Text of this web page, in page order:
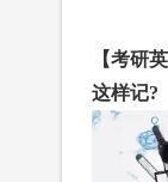
【考研
这样记?